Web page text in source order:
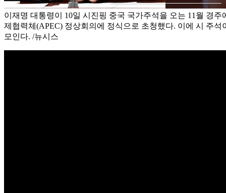
이재명 대통령이 10일 시진핑 중국 국가주석을 오는 11월 경
제협력체(APEC) 정상회의에 정식으로 초청했다. 이에 시 주석
모인다. /뉴시스